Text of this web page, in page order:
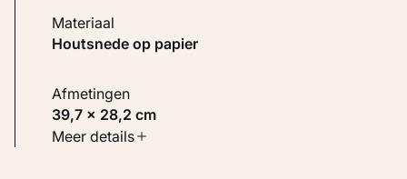
Materiaal
Houtsnede op papier
Afmetingen
39,7 × 28,2 cm
Soort werk
Meer details